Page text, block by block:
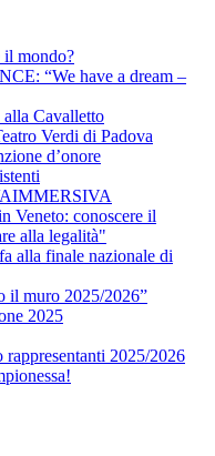
il mondo?
“We have a dream –
Cavalletto
Verdi di Padova
d’onore
Veneto: conoscere il
alla legalità"
alla finale nazionale di
il muro 2025/2026”
2025
2025/2026